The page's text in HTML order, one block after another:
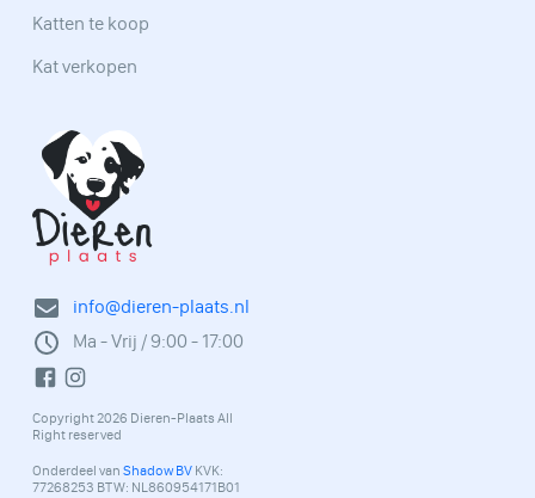
info@dieren-plaats.nl
Ma - Vrij / 9:00 - 17:00
Copyright 2026 Dieren-Plaats All
Right reserved
Onderdeel van Shadow BV KVK:
77268253 BTW: NL860954171B01
Katten te koop
Kat verkopen